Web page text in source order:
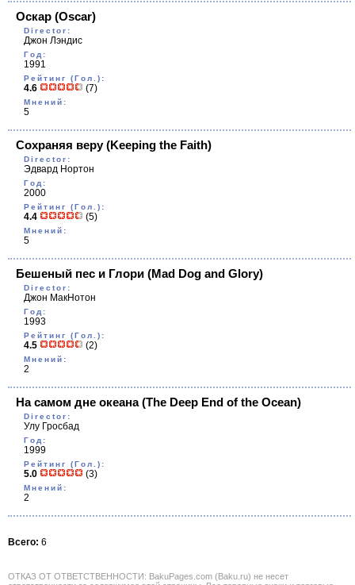
Оскар (Oscar)
Director:
Джон Лэндис
Год:
1991
Рейтинг (Гол.):
4.6 (7)
Мнений:
5
Сохраняя веру(Keeping the Faith)
Director:
Эдвард Нортон
Год:
2000
Рейтинг (Гол.):
4.4 (5)
Мнений:
5
Бешеный пес и Глори (Mad Dog and Glory)
Director:
Джон МакНотон
Год:
1993
Рейтинг (Гол.):
4.5 (2)
Мнений:
2
На самом дне океана(The Deep End of the Ocean)
Director:
Улу Гросбад
Год:
1999
Рейтинг (Гол.):
5.0 (3)
Мнений:
2
Всего: 6
ОТКАЗ ОТ ОТВЕТСТВЕННОСТИ: BakuPages.com (Baku.ru) не несет